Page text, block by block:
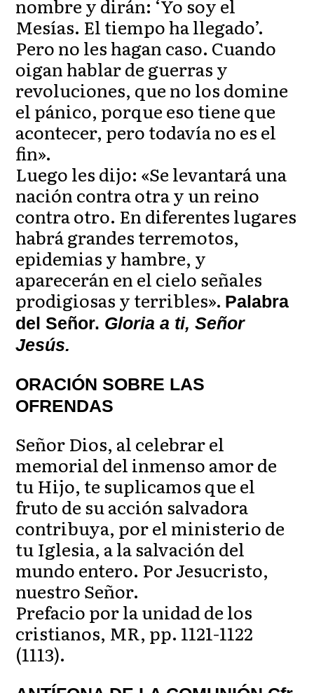
nombre y dirán: ‘Yo soy el
Mesías. El tiempo ha llegado’.
Pero no les hagan caso. Cuando
oigan hablar de guerras y
revoluciones, que no los domine
el pánico, porque eso tiene que
acontecer, pero todavía no es el
fin».
Luego les dijo: «Se levantará una
nación contra otra y un reino
contra otro. En diferentes lugares
habrá grandes terremotos,
epidemias y hambre, y
aparecerán en el cielo señales
prodigiosas y terribles». Palabra
del Señor. Gloria a ti, Señor
Jesús.
ORACIÓN SOBRE LAS
OFRENDAS
Señor Dios, al celebrar el
memorial del inmenso amor de
tu Hijo, te suplicamos que el
fruto de su acción salvadora
contribuya, por el ministerio de
tu Iglesia, a la salvación del
mundo entero. Por Jesucristo,
nuestro Señor.
Prefacio por la unidad de los
cristianos, MR, pp. 1121-1122
(1113).